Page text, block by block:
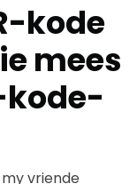
kode
mees
kode-
vriende